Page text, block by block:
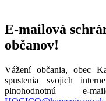
E-mailová
občanov!
Vážení občania, obec
spustenia svojich
plnohodnotnú